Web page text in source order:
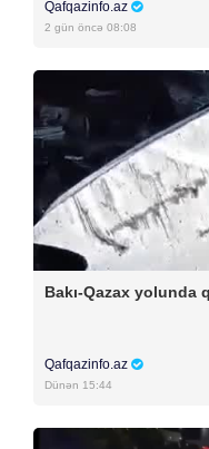
Qafqazinfo.az
2 gün öncə 08:08
Bakı-Qazax yolunda
Qafqazinfo.az
Dünən 15:44